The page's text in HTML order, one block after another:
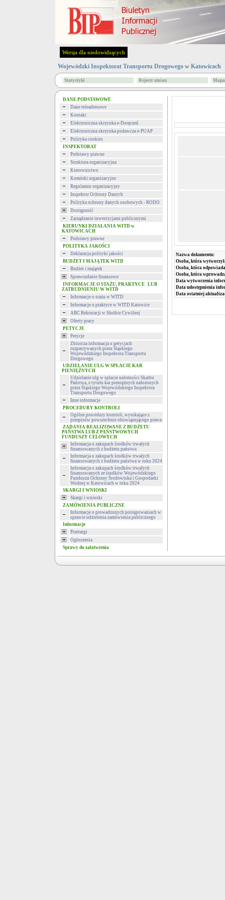
Wersja dla niedowidzących
Wojewódzki Inspektorat Transportu Drogowego w Katowicach
Statystyki Rejestr zmian
DANE PODSTAWOWE
Dane teleadresowe
Kontakt
Elektroniczna skrzynka e-Doręczeń
Elektroniczna skrzynka podawcza e-PUAP
Polityka cookies
INSPEKTORAT
Podstawy prawne
Struktura organizacyjna
Kierownictwo
Komórki organizacyjne
Regulamin organizacyjny
Inspektor Ochrony Danych
Polityka ochrony danych osobowych - RODO
Dostępność
Zarządzanie inwestycjami publicznymi
KIERUNKI DZIAŁANIA WITD w
KATOWICACH
Podstawy prawne
POLITYKA JAKOŚCI
Deklaracja polityki jakości
BUDŻET I MAJĄTEK WITD
Budżet i majątek
Sprawozdanie finansowe
INFORMACJE O STAŻU, PRAKTYCE LUB
ZATRUDNIENIU W WITD
Informacje o stażu w WITD
Informacje o praktyce w WITD Katowice
ABC Rekrutacji w Służbie Cywilnej
Oferty pracy
PETYCJE
Petycje
Zbiorcza informacja o petycjach
rozpatrywanych przez Śląskiego
Wojewódzkiego Inspektora Transportu
Drogowego
UDZIELANIE ULG W SPŁACIE KAR
PIENIĘŻNYCH
Udzielanie ulg w spłacie należności Skarbu
Państwa, z tytułu kar pieniężnych nałożonych
przez Śląskiego Wojewódzkiego Inspektora
Transportu Drogowego
Inne informacje
PROCEDURY KONTROLI
Ogólne procedury kontroli, wynikające z
przepisów powszechnie obowiązującego prawa
ZADANIA REALIZOWANE Z BUDŻETU
PAŃSTWA LUB Z PAŃSTWOWYCH
FUNDUSZY CELOWYCH
Informacja o zakupach środków trwałych
finansowanych z budżetu państwa
Informacja o zakupach środków trwałych
finansowanych z budżetu państwa w roku 2024
Informacja o zakupach środków trwałych
finansowanych ze środków Wojewódzkiego
Funduszu Ochrony Środowiska i Gospodarki
Wodnej w Katowicach w roku 2024
SKARGI I WNIOSKI
Skargi i wnioski
ZAMÓWIENIA PUBLICZNE
Informacje o prowadzonych postępowaniach w
sprawie udzielenia zamówienia publicznego
Informacje
Przetargi
Ogłoszenia
Sprawy do załatwienia
Nazwa dokumentu:
Osoba, która
Osoba, która
Osoba, która
Data wytworzenia
Data udostępnienia
Data ostatniej